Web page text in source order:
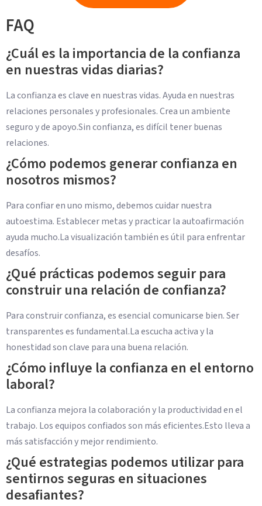
FAQ
¿Cuál es la importancia de la confianza
en nuestras vidas diarias?
La confianza es clave en nuestras vidas. Ayuda en nuestras
relaciones personales y profesionales. Crea un ambiente
seguro y de apoyo.Sin confianza, es difícil tener buenas
relaciones.
¿Cómo podemos generar confianza en
nosotros mismos?
Para confiar en uno mismo, debemos cuidar nuestra
autoestima. Establecer metas y practicar la autoafirmación
ayuda mucho.La visualización también es útil para enfrentar
desafíos.
¿Qué prácticas podemos seguir para
construir una relación de confianza?
Para construir confianza, es esencial comunicarse bien. Ser
transparentes es fundamental.La escucha activa y la
honestidad son clave para una buena relación.
¿Cómo influye la confianza en el entorno
laboral?
La confianza mejora la colaboración y la productividad en el
trabajo. Los equipos confiados son más eficientes.Esto lleva a
más satisfacción y mejor rendimiento.
¿Qué estrategias podemos utilizar para
sentirnos seguras en situaciones
desafiantes?